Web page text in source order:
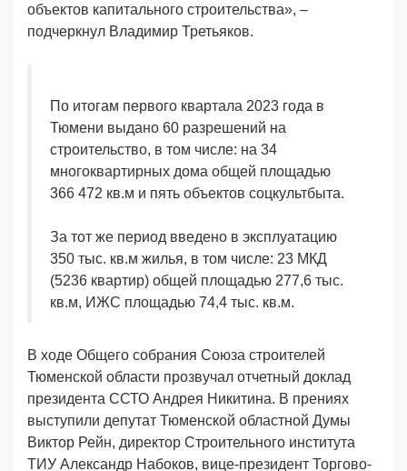
объектов капитального строительства», –
подчеркнул Владимир Третьяков.
По итогам первого квартала 2023 года в
Тюмени выдано 60 разрешений на
строительство, в том числе: на 34
многоквартирных дома общей площадью
366 472 кв.м и пять объектов соцкультбыта.
За тот же период введено в эксплуатацию
350 тыс. кв.м жилья, в том числе: 23 МКД
(5236 квартир) общей площадью 277,6 тыс.
кв.м, ИЖС площадью 74,4 тыс. кв.м.
В ходе Общего собрания Союза строителей
Тюменской области прозвучал отчетный доклад
президента ССТО Андрея Никитина. В прениях
выступили депутат Тюменской областной Думы
Виктор Рейн, директор Строительного института
ТИУ Александр Набоков, вице-президент Торгово-